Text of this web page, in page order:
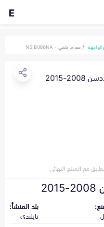
E
صدام خلفي - NSIB086NA
مع المنتج النهائي
بلد المنشأ:
تايلندي